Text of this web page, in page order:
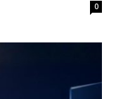
0